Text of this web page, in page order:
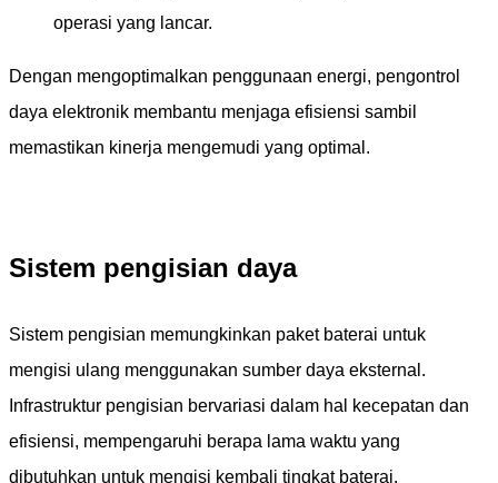
operasi yang lancar.
Dengan mengoptimalkan penggunaan energi, pengontrol
daya elektronik membantu menjaga efisiensi sambil
memastikan kinerja mengemudi yang optimal.
Sistem pengisian daya
Sistem pengisian memungkinkan paket baterai untuk
mengisi ulang menggunakan sumber daya eksternal.
Infrastruktur pengisian bervariasi dalam hal kecepatan dan
efisiensi, mempengaruhi berapa lama waktu yang
dibutuhkan untuk mengisi kembali tingkat baterai.